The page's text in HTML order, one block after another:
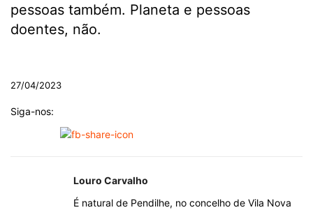
pessoas também. Planeta e pessoas
doentes, não.
27/04/2023
Siga-nos:
Louro Carvalho
É natural de Pendilhe, no concelho de Vila Nova